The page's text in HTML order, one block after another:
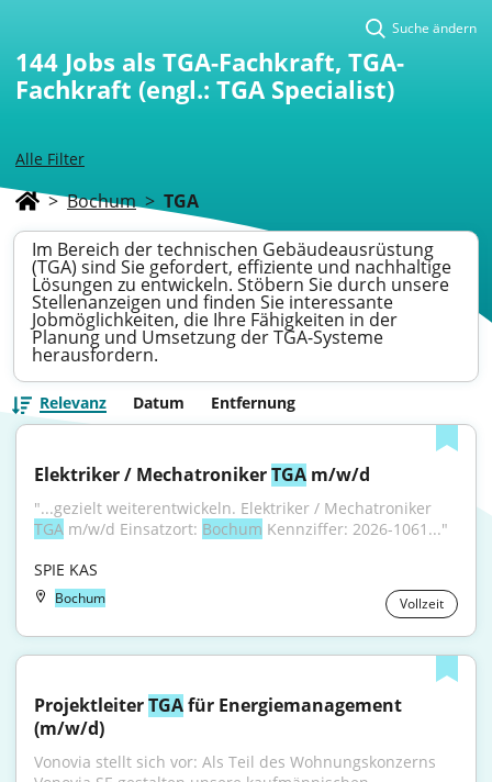
Alle Filter
Suche ändern
144 Jobs als TGA-Fachkraft, TGA-
Fachkraft (engl.: TGA Specialist)
> Bochum > TGA
Im Bereich der technischen Gebäudeausrüstung
(TGA) sind Sie gefordert, effiziente und nachhaltige
Lösungen zu entwickeln. Stöbern Sie durch unsere
Stellenanzeigen und finden Sie interessante
Jobmöglichkeiten, die Ihre Fähigkeiten in der
Planung und Umsetzung der TGA-Systeme
herausfordern.
Relevanz Datum Entfernung
Elektriker / Mechatroniker TGA m/w/d
TGA m/w/d Einsatzort: Bochum Kennziffer: 2026-1061..."
SPIE KAS
Bochum Vollzeit
Projektleiter TGA für Energiemanagement
(m/w/d)
Vonovia stellt sich vor: Als Teil des Wohnungskonzerns